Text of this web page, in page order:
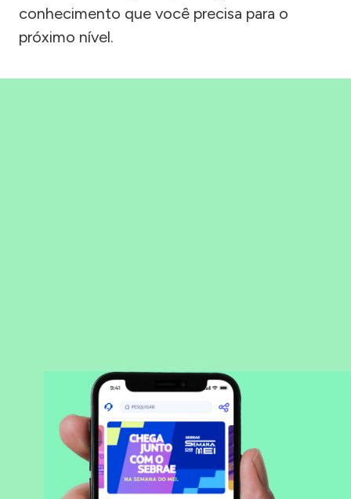
conhecimento que você precisa para o
próximo nível.